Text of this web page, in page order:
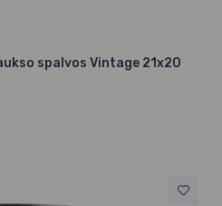
spalvos Vintage 21x20